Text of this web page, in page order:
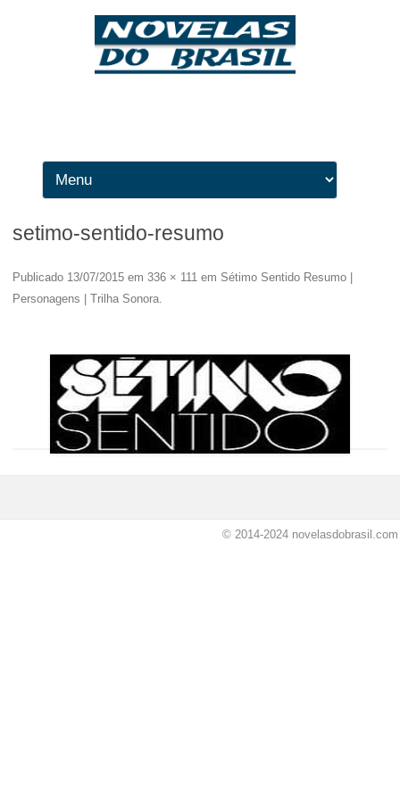
setimo-sentido-resumo
Publicado 13/07/2015 em 336 × 111 em Sétimo Sentido Resumo |
Personagens | Trilha Sonora.
© 2014-2024 novelasdobrasil.com